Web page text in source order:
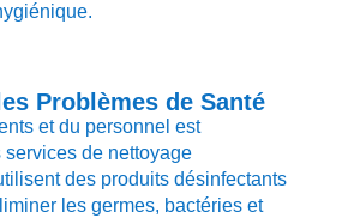
Problèmes de Santé
et du personnel est
services de nettoyage
des produits désinfectants
les germes, bactéries et